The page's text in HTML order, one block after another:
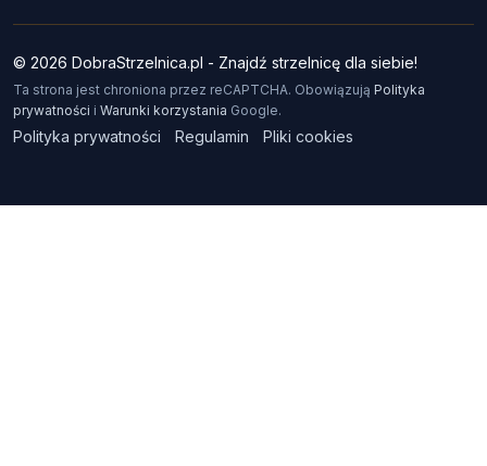
© 2026 DobraStrzelnica.pl - Znajdź strzelnicę dla siebie!
Ta strona jest chroniona przez reCAPTCHA. Obowiązują Polityka
prywatności i Warunki korzystania Google.
Polityka prywatności Regulamin Pliki cookies